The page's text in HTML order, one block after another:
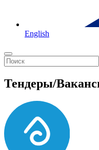
English
Тендеры/